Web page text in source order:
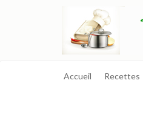
Accueil Recettes